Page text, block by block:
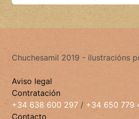
Chuchesamil 2019 - ilustracións
Aviso legal
Contratación
+34 638 600 297 / +34 650 779
Contacto